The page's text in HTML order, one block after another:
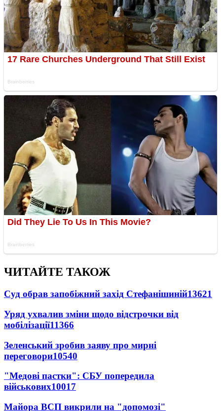
ЧИТАЙТЕ ТАКОЖ
Суд обрав запобіжний захід Стефанішиній13621
Уряд ухвалив зміни щодо відстрочки від
мобілізації11366
Зеленський зробив заяву про мирні
переговори10540
"Медові пастки": СБУ попередила
військових10017
Майора ВСП викрили на "допомозі"